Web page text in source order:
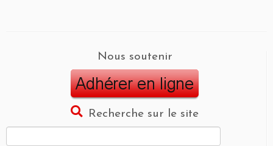
Nous soutenir
Recherche sur le site